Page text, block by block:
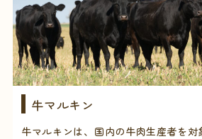
牛マルキン
牛マルキンは、国内の牛肉生産者を